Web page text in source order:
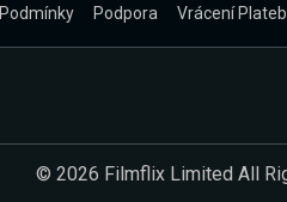
Podmínky Podpora Vrácení Plateb
© 2026 Filmflix Limited All